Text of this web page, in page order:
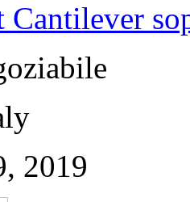
Cantilever
2019